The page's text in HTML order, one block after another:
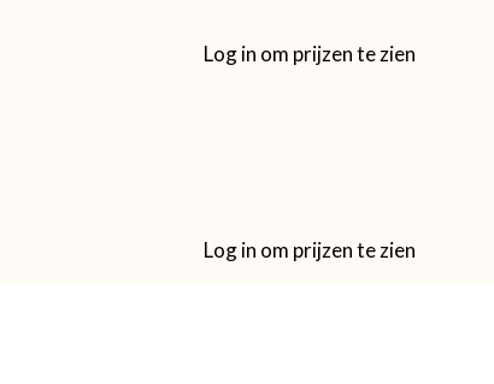
Log in om prijzen te zien
Log in om prijzen te zien